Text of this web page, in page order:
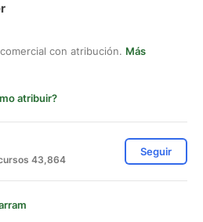
con atribución. Más
atribuir?
43,864
Seguir